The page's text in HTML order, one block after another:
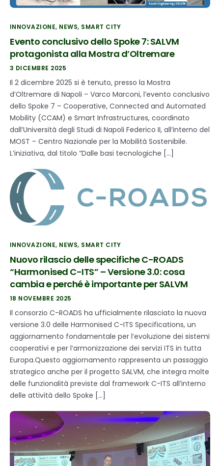
INNOVAZIONE, NEWS, SMART CITY
Evento conclusivo dello Spoke 7: SALVM
protagonista alla Mostra d’Oltremare
3 DICEMBRE 2025
Il 2 dicembre 2025 si è tenuto, presso la Mostra
d’Oltremare di Napoli – Varco Marconi, l’evento conclusivo
dello Spoke 7 – Cooperative, Connected and Automated
Mobility (CCAM) e Smart Infrastructures, coordinato
dall’Università degli Studi di Napoli Federico II, all’interno del
MOST – Centro Nazionale per la Mobilità Sostenibile.
L’iniziativa, dal titolo “Dalle basi tecnologiche […]
INNOVAZIONE, NEWS, SMART CITY
Nuovo rilascio delle specifiche C-ROADS
“Harmonised C-ITS” – Versione 3.0: cosa
cambia e perché è importante per SALVM
18 NOVEMBRE 2025
Il consorzio C-ROADS ha ufficialmente rilasciato la nuova
versione 3.0 delle Harmonised C-ITS Specifications, un
aggiornamento fondamentale per l’evoluzione dei sistemi
cooperativi e per l’armonizzazione dei servizi ITS in tutta
Europa.Questo aggiornamento rappresenta un passaggio
strategico anche per il progetto SALVM, che integra molte
delle funzionalità previste dal framework C-ITS all’interno
delle attività dello Spoke […]